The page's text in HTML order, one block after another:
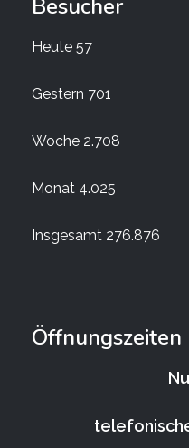
Besucher
Heute 57
Gestern 701
Woche 2.708
Monat 4.025
Insgesamt 276.876
Öffnungszeiten